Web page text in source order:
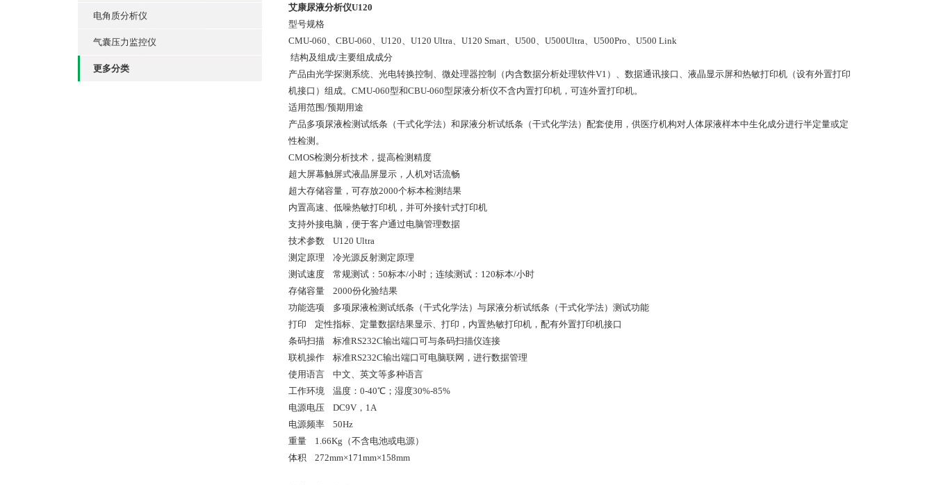
电角质分析仪
气囊压力监控仪
更多分类
艾康尿液分析仪U120
型号规格
CMU-060、CBU-060、U120、U120 Ultra、U120 Smart、U500、U500Ultra、U500Pro、U500 Link
结构及组成/主要组成成分
产品由光学探测系统、光电转换控制、微处理器控制（内含数据分析处理软件V1）、数据通讯接口、液晶显示屏和热敏打印机（设有外置打印
机接口）组成。CMU-060型和CBU-060型尿液分析仪不含内置打印机，可连外置打印机。
适用范围/预期用途
产品多项尿液检测试纸条（干式化学法）和尿液分析试纸条（干式化学法）配套使用，供医疗机构对人体尿液样本中生化成分进行半定量或定
性检测。
CMOS检测分析技术，提高检测精度
超大屏幕触屏式液晶屏显示，人机对话流畅
超大存储容量，可存放2000个标本检测结果
内置高速、低噪热敏打印机，并可外接针式打印机
支持外接电脑，便于客户通过电脑管理数据
技术参数 U120 Ultra
测定原理 冷光源反射测定原理
测试速度 常规测试：50标本/小时；连续测试：120标本/小时
存储容量 2000份化验结果
功能选项 多项尿液检测试纸条（干式化学法）与尿液分析试纸条（干式化学法）测试功能
打印 定性指标、定量数据结果显示、打印，内置热敏打印机，配有外置打印机接口
条码扫描 标准RS232C输出端口可与条码扫描仪连接
联机操作 标准RS232C输出端口可电脑联网，进行数据管理
使用语言 中文、英文等多种语言
工作环境 温度：0-40℃；湿度30%-85%
电源电压 DC9V，1A
电源频率 50Hz
重量 1.66Kg（不含电池或电源）
体积 272mm×171mm×158mm